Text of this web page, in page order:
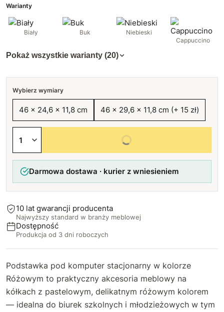
Warianty
Biały Buk
Niebieski
Cappuccino
Pokaż wszystkie warianty (20)
Wybierz wymiary
46 x 24,6 x 11,8 cm 46 x 29,6 x 11,8 cm (+ 15 zł)
Wybierz wszystkie opcje
Darmowa dostawa · kurier z wniesieniem
10 lat gwarancji producenta
Najwyższy standard w branży meblowej
Dostępność
Produkcja od 3 dni roboczych
Podstawka pod komputer stacjonarny w kolorze
Różowym to praktyczny akcesoria meblowy na
kółkach z pastelowym, delikatnym różowym kolorem
— idealna do biurek szkolnych i młodzieżowych w tym